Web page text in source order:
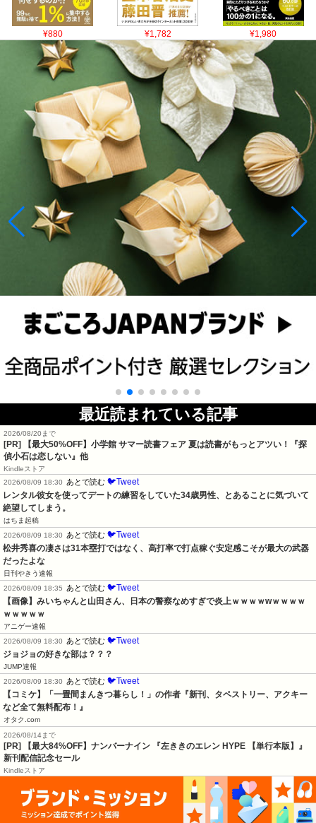
¥880 ¥1,782 ¥1,980
最近読まれている記事
2026/08/20まで
[PR]
【最大50%OFF】小学館 サマー読書フェア 夏は読書がもっとアツい！『探
偵小石は恋しない』他
Kindleストア
2026/08/09 18:30 あとで読む 🐦Tweet
レンタル彼女を使ってデートの練習をしていた34歳男性、とあることに気づいて
絶望してしまう。
はちま起稿
2026/08/09 18:30 あとで読む 🐦Tweet
松井秀喜の凄さは31本塁打ではなく、高打率で打点稼ぐ安定感こそが最大の武器
だったよな
日刊やきう速報
2026/08/09 18:35 あとで読む 🐦Tweet
【画像】みいちゃんと山田さん、日本の警察なめすぎで炎上ｗｗｗｗwｗｗｗｗ
ｗｗｗｗｗ
アニゲー速報
2026/08/09 18:30 あとで読む 🐦Tweet
ジョジョの好きな部は？？？
JUMP速報
2026/08/09 18:30 あとで読む 🐦Tweet
【コミケ】「一畳間まんきつ暮らし！」の作者『新刊、タペストリー、アクキー
など全て無料配布！』
オタク.com
2026/08/14まで
[PR] 【最大84%OFF】ナンバーナイン 『左ききのエレン HYPE 【単行本版】』
新刊配信記念セール
Kindleストア